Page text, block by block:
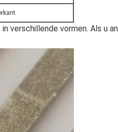
verschillende vormen. Als u